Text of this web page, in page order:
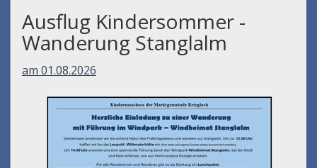
Ausflug Kindersommer -
Wanderung Stanglalm
am 01.08.2026